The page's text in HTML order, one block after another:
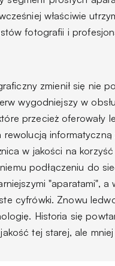
właściwie
fotografii i
zmienił się nie
wygodniejszy w
przecież oferowały
informatyczną
w jakości na korzyść
podłączeniu do
"aparatami", a
cyfrówki. Znowu
Historia się
tej starej, ale